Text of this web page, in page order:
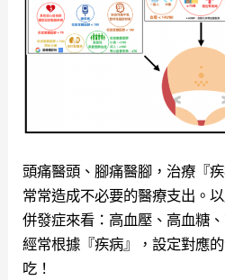
頭痛醫頭、腳痛醫腳，治療『
常常造成不必要的醫療支出。
併發症來看：高血壓、高血糖
經常根據『疾病』，設定對應
吃！